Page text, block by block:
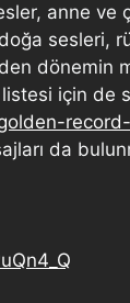
anne
sesleri,
dönemin
listesi için
da